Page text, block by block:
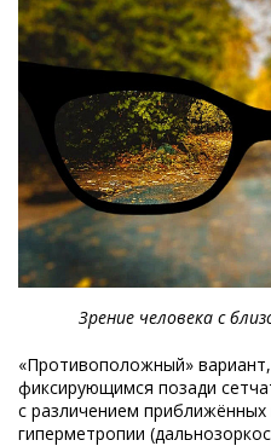
Зрение человека с
«Противоположный»
фиксирующимся позади
с различением
гиперметропии